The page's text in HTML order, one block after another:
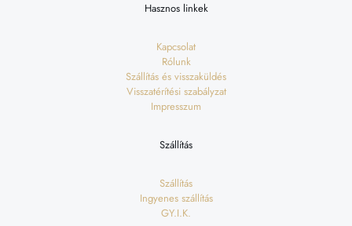
Hasznos linkek
Kapcsolat
Rólunk
Szállítás és visszaküldés
Visszatérítési szabályzat
Impresszum
Szállítás
Szállítás
Ingyenes szállítás
GY.I.K.